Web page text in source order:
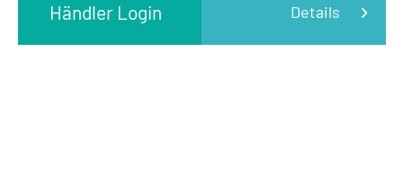
Händler Login Details